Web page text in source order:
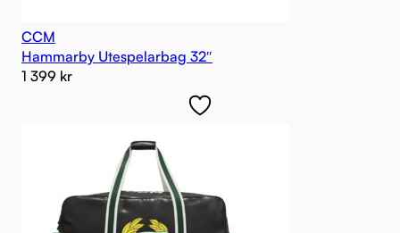
CCM
Hammarby Utespelarbag 32″
1 399 kr